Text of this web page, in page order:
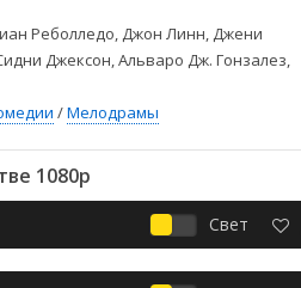
Реболледо, Джон Линн, Джени
Джексон, Альваро Дж. Гонзалез,
/Мелодрамы
1080p
Свет